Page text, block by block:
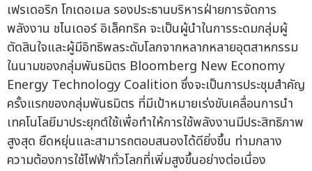
เฟรเดอริก โกเดอเมล รองประธานบริหารฝ่ายการจัดการ
พลังงาน ชไนเดอร์ อิเล็คทริค จะเป็นผู้นำในการระดมกลุ่มผู้
ตัดสินใจและผู้มีอิทธิพลระดับโลกจากหลากหลายอุตสาหกรรม
ในนามของกลุ่มพันธมิตร Bloomberg New Economy
Energy Technology Coalition ซึ่งจะเป็นการประชุมสำคัญ
ครั้งแรกของกลุ่มพันธมิตร ที่มีเป้าหมายเร่งขับเคลื่อนการนำ
เทคโนโลยีมาประยุกต์ใช้เพื่อทำให้การใช้พลังงานมีประสิทธิภาพ
สูงสุด ยืดหยุ่นและสามารถตอบสนองได้ดียิ่งขึ้น ท่ามกลาง
ความต้องการใช้ไฟฟ้าทั่วโลกที่เพิ่มสูงขึ้นอย่างต่อเนื่อง